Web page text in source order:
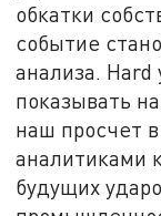
обкатки
событие
анализа.
показывать
наш просчет
аналитиками
будущих